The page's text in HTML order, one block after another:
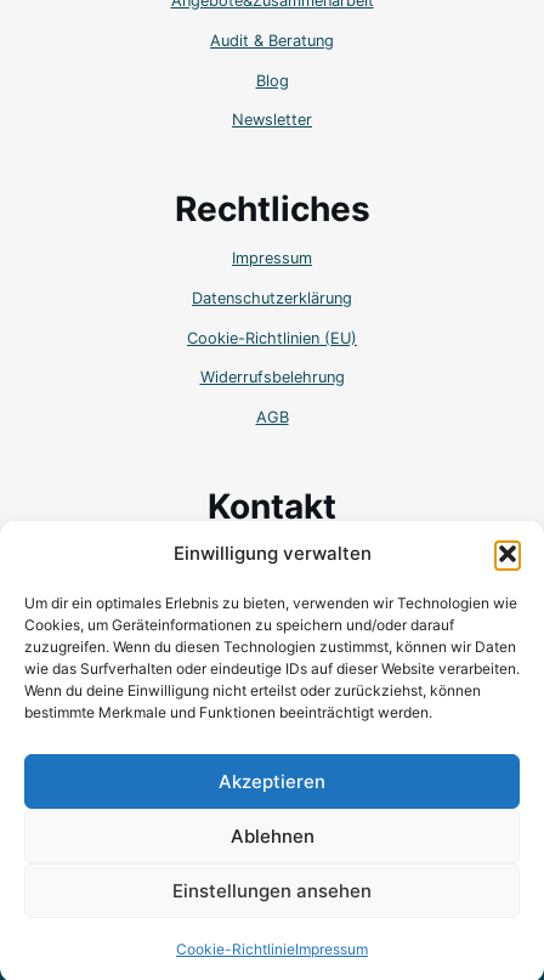
Einwilligung verwalten
Um dir ein optimales Erlebnis zu bieten, verwenden wir Technologien wie
Cookies, um Geräteinformationen zu speichern und/oder darauf
zuzugreifen. Wenn du diesen Technologien zustimmst, können wir Daten
wie das Surfverhalten oder eindeutige IDs auf dieser Website verarbeiten.
Wenn du deine Einwilligung nicht erteilst oder zurückziehst, können
bestimmte Merkmale und Funktionen beeinträchtigt werden.
Akzeptieren
Ablehnen
Einstellungen ansehen
Cookie-RichtlinieImpressum
Audit & Beratung
Blog
Newsletter
Rechtliches
Impressum
Datenschutzerklärung
Cookie-Richtlinien (EU)
Widerrufsbelehrung
AGB
Kontakt
Wilhem-Binder-Str. 19
78048 Villingen-Schwenningen
Mobil:+ 49 (0) 173 166 25 96
kontakt@katrinpivernetz.com
© 2026 Katrin Pivernetz